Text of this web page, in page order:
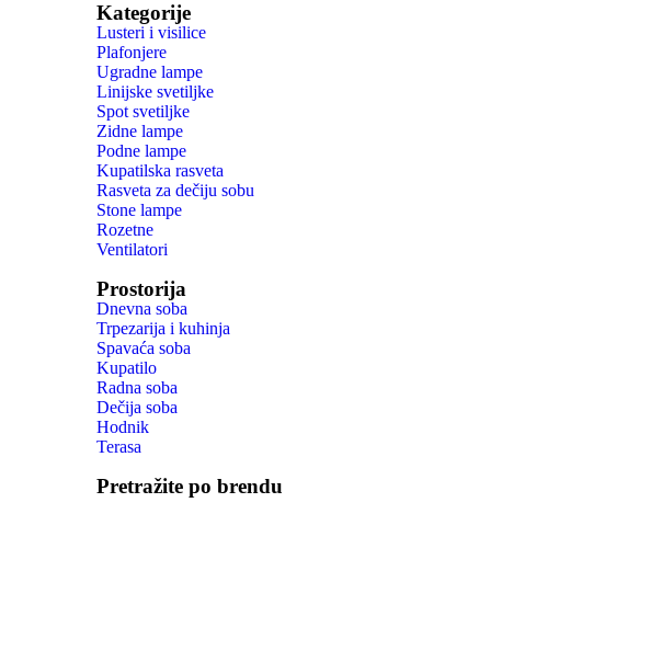
Kategorije
Lusteri i visilice
Plafonjere
Ugradne lampe
Linijske svetiljke
Spot svetiljke
Zidne lampe
Podne lampe
Kupatilska rasveta
Rasveta za dečiju sobu
Stone lampe
Rozetne
Ventilatori
Prostorija
Dnevna soba
Trpezarija i kuhinja
Spavaća soba
Kupatilo
Radna soba
Dečija soba
Hodnik
Terasa
Pretražite po brendu